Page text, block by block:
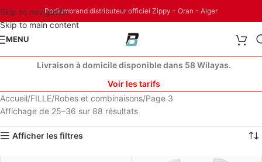
Skip to navigation
Skip to main content
Podiumbrand distributeur officiel Zippy - Oran - Alger
MENU
Livraison à domicile disponible dans 58 Wilayas.
Voir les tarifs
Accueil FILLE Robes et combinaisons Page 3
Affichage de 25–36 sur 88 résultats
Afficher les filtres